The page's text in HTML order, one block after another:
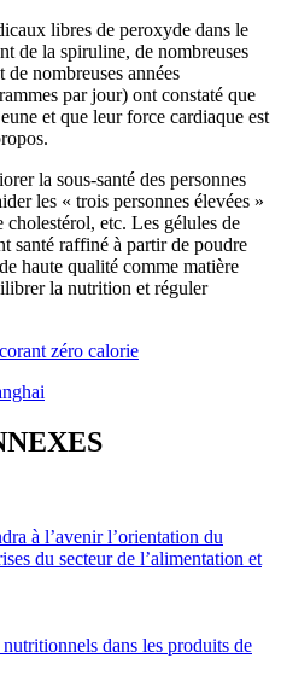
libres de peroxyde dans le
de la spiruline, de nombreuses
nombreuses années
par jour) ont constaté que
et que leur force cardiaque est
la sous-santé des personnes
les « trois personnes élevées »
etc. Les gélules de
santé raffiné à partir de poudre
haute qualité comme matière
la nutrition et réguler
zéro calorie
à l’avenir l’orientation du
du secteur de l’alimentation et
dans les produits de